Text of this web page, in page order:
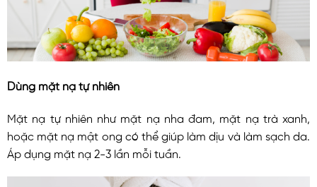
Dùng mặt nạ tự nhiên
Mặt nạ tự nhiên như mặt nạ nha đam, mặt nạ trà xanh,
hoặc mặt nạ mật ong có thể giúp làm dịu và làm sạch da.
Áp dụng mặt nạ 2-3 lần mỗi tuần.